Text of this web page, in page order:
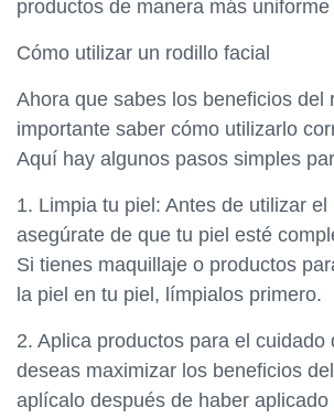
productos de manera más
Cómo utilizar un rodillo facial
Ahora que sabes los beneficios del
importante saber cómo utilizarlo
Aquí hay algunos pasos simples
1. Limpia tu piel: Antes de utilizar el
asegúrate de que tu piel esté
Si tienes maquillaje o productos
la piel en tu piel, límpialos primero.
2. Aplica productos para el cuidado
deseas maximizar los beneficios
aplícalo después de haber